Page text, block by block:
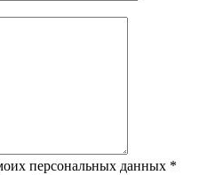
персональных данных *